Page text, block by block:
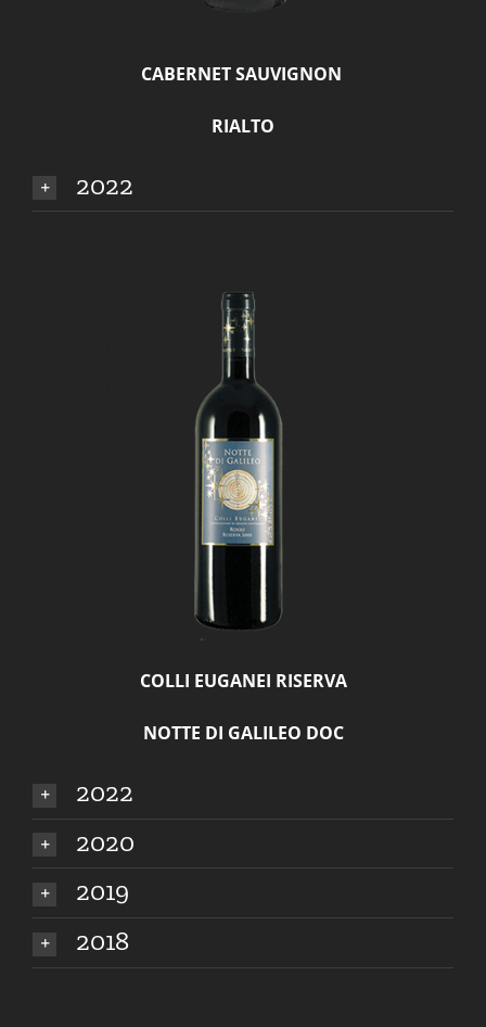
CABERNET SAUVIGNON
RIALTO
2022
COLLI EUGANEI RISERVA
NOTTE DI GALILEO DOC
2022
2020
2019
2018